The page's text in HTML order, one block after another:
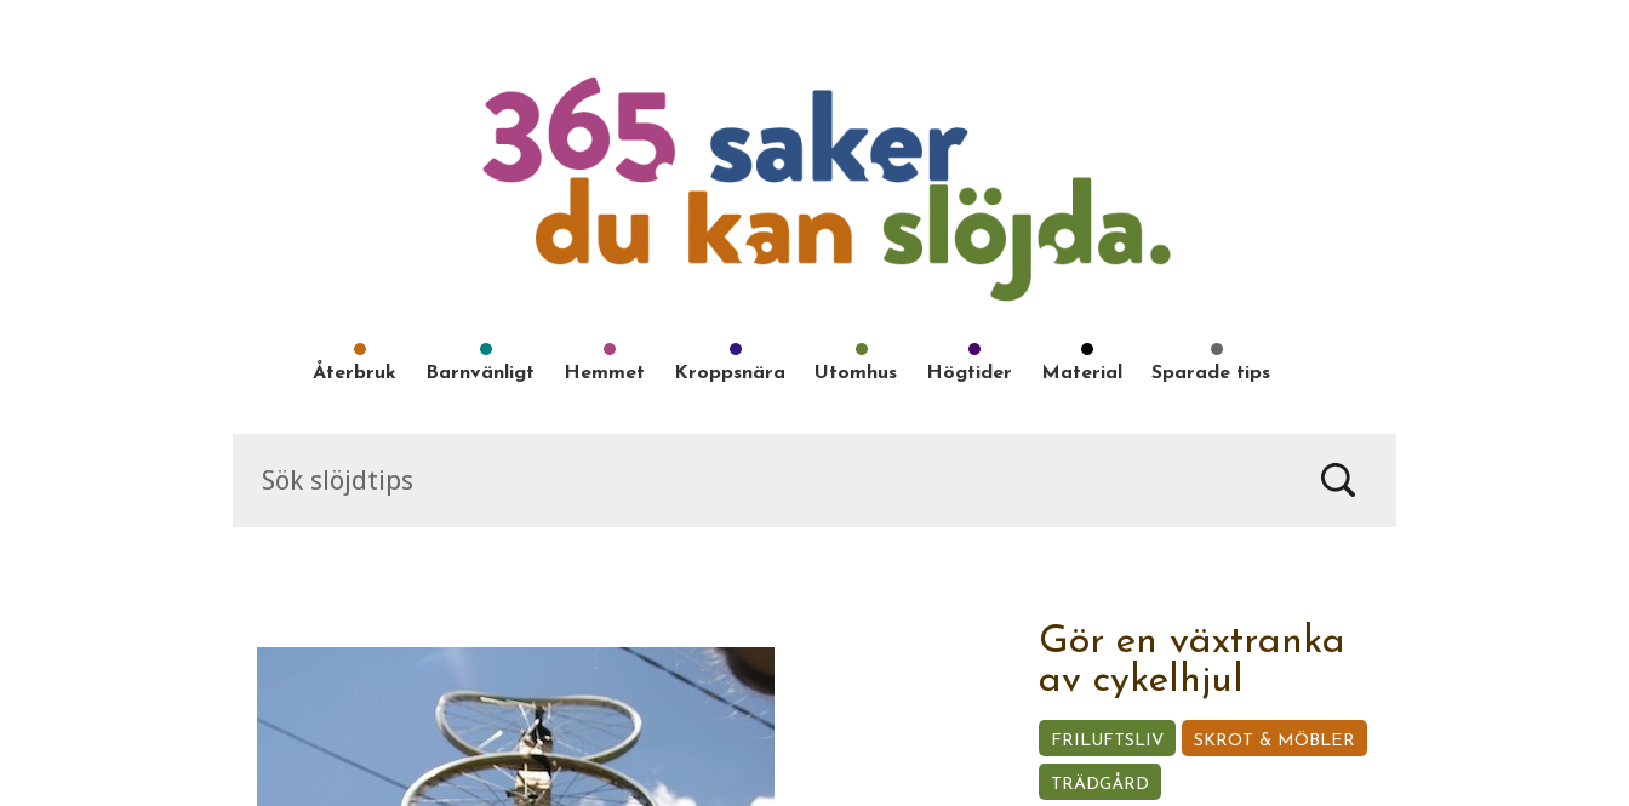
Återbruk Barnvänligt Hemmet Kroppsnära Utomhus Högtider Material Sparade tips
Gör en växtranka
av cykelhjul
FRILUFTSLIV SKROT & MÖBLER
TRÄDGÅRD